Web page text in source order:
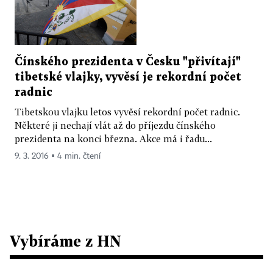
Čínského prezidenta v Česku "přivítají"
tibetské vlajky, vyvěsí je rekordní počet
radnic
Tibetskou vlajku letos vyvěsí rekordní počet radnic.
Některé ji nechají vlát až do příjezdu čínského
prezidenta na konci března. Akce má i řadu...
9. 3. 2016 ▪ 4 min. čtení
Vybíráme z HN